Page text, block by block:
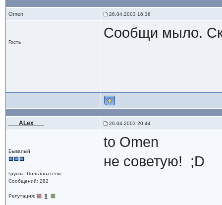
Omen 26.04.2003 16:36
Гость
Сообщи мыло.
___ALex___ 26.04.2003 20:44
Бывалый
Группа: Пользователи
Сообщений: 282
Репутация: 0
to Omen
не советую! ;D